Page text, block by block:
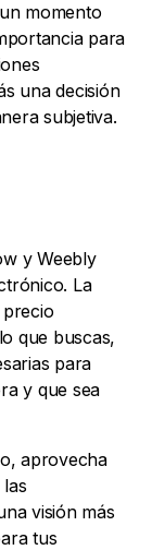
momento
para
una decisión
subjetiva.
y Weebly
La
que buscas,
para
y que sea
aprovecha
visión más
tus